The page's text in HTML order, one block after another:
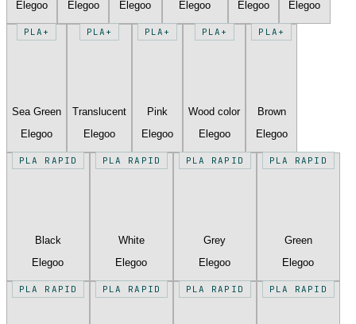
Elegoo
Elegoo
Elegoo
Elegoo
Elegoo
Elegoo
PLA+
Sea Green
Elegoo
PLA+
Translucent
Elegoo
PLA+
Pink
Elegoo
PLA+
Wood color
Elegoo
PLA+
Brown
Elegoo
PLA RAPID
Black
Elegoo
PLA RAPID
White
Elegoo
PLA RAPID
Grey
Elegoo
PLA RAPID
Green
Elegoo
PLA RAPID PLA RAPID PLA RAPID PLA RAPID